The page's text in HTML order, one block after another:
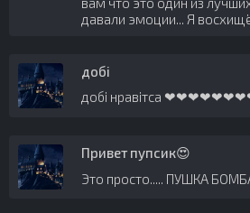
давали эмоции... Я
добі
добі нравітса
Привет пупсик😍
Это просто..... ПУШКА